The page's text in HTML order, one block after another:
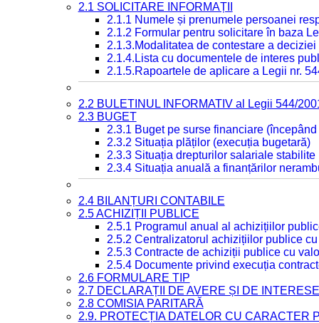
2.1 SOLICITARE INFORMAȚII
2.1.1 Numele și prenumele persoanei
2.1.2 Formular pentru solicitare în baza
2.1.3.Modalitatea de contestare a
2.1.4.Lista cu documentele de interes
2.1.5.Rapoartele de aplicare a Legii nr.
2.2 BULETINUL INFORMATIV al Legii 544/
2.3 BUGET
2.3.1 Buget pe surse financiare
2.3.2 Situația plăților (execuția bugetară)
2.3.3 Situația drepturilor salariale
2.3.4 Situația anuală a finanțărilor
2.4 BILANȚURI CONTABILE
2.5 ACHIZIȚII PUBLICE
2.5.1 Programul anual al achizițiilor
2.5.2 Centralizatorul achizițiilor publice
2.5.3 Contracte de achiziții publice cu
2.5.4 Documente privind execuția
2.6 FORMULARE TIP
2.7 DECLARAȚII DE AVERE ȘI DE INTERESE
2.8 COMISIA PARITARĂ
2.9. PROTECȚIA DATELOR CU CARACTER